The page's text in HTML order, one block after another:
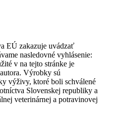
EÚ zakazuje uvádzať
nasledovné vyhlásenie:
v na tejto stránke je
Výrobky sú
výživy, ktoré boli schválené
Slovenskej republiky a
veterinárnej a potravinovej